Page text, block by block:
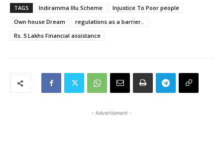
TAGS Indiramma Illu Scheme
Injustice To Poor people
Own house Dream
regulations as a barrier..
Rs. 5 Lakhs Financial assistance
- Advertisment -